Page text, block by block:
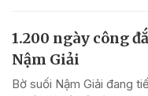
1.200 ngày công
Nậm Giải
Bờ suối Nậm Giải đang